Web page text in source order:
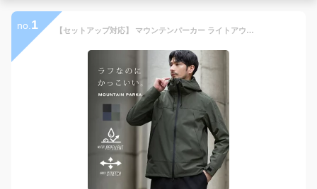
no. 1 【セットアップ対応】 マウンテンパーカー ライトアウター ウィンドブレーカー アウター ジャケット メンズ 春 春服 秋 撥水 防寒 ボリュームネック ハイネック ストレッチ ダブルジップ フード アウトドア ブラック チャコール ネイビー オリーブ S M L XL